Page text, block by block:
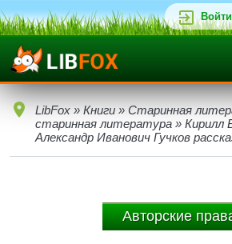
Войти
LibFox » Книги » Старинная
старинная литература » Кирилл
Александр Иванович Гучков
Авторские